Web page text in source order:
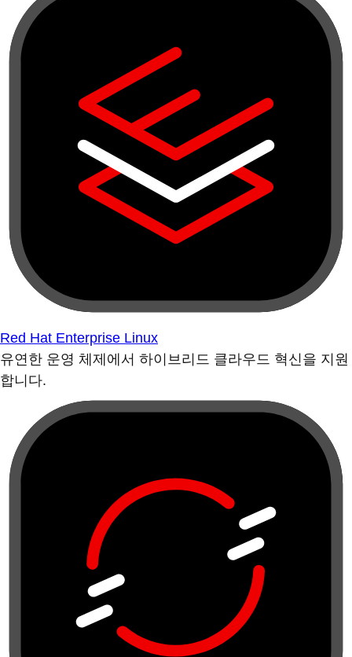
Red Hat Enterprise Linux
유연한 운영 체제에서 하이브리드 클라우드 혁신을 지원
합니다.